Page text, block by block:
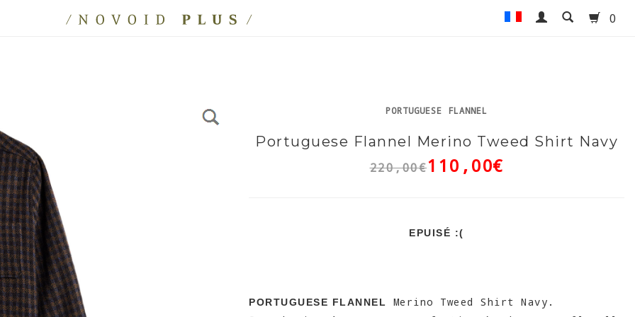
0
PORTUGUESE FLANNEL
Portuguese Flannel Merino Tweed Shirt Navy
220,00€110,00€
EPUISÉ :(
PORTUGUESE FLANNEL
Merino Tweed Shirt Navy.